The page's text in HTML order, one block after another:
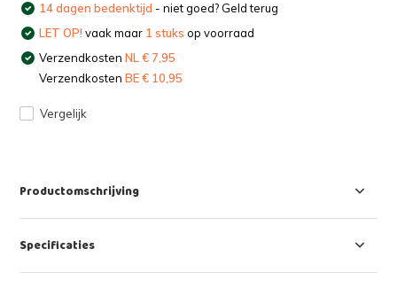
14 dagen bedenktijd - niet goed? Geld terug
LET OP! vaak maar 1 stuks op voorraad
VerzendkostenNL € 7,95
VerzendkostenBE € 10,95
Vergelijk
Productomschrijving
Specificaties